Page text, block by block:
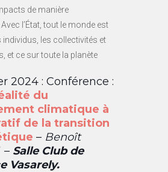
de manière
l’État, tout le monde est
individus, les collectivités et
et ce sur toute la planète
2024 : Conférence :
du
climatique à
de la transition
– Benoît
– Salle Club de
Vasarely.